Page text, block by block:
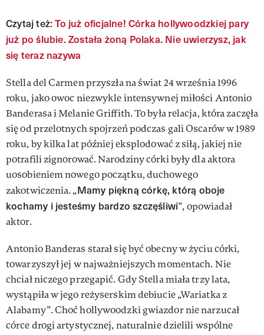
Czytaj też: To już oficjalne! Córka hollywoodzkiej pary
już po ślubie. Została żoną Polaka. Nie uwierzysz, jak
się teraz nazywa
Stella del Carmen przyszła na świat 24 września 1996
roku, jako owoc niezwykle intensywnej miłości Antonio
Banderasa i Melanie Griffith. To była relacja, która zaczęła
się od przelotnych spojrzeń podczas gali Oscarów w 1989
roku, by kilka lat później eksplodować z siłą, jakiej nie
potrafili zignorować. Narodziny córki były dla aktora
uosobieniem nowego początku, duchowego
zakotwiczenia. „Mamy piękną córkę, którą oboje
kochamy i jesteśmy bardzo szczęśliwi”, opowiadał
aktor.
Antonio Banderas starał się być obecny w życiu córki,
towarzyszył jej w najważniejszych momentach. Nie
chciał niczego przegapić. Gdy Stella miała trzy lata,
wystąpiła w jego reżyserskim debiucie „Wariatka z
Alabamy”. Choć hollywoodzki gwiazdor nie narzucał
córce drogi artystycznej, naturalnie dzielili wspólne